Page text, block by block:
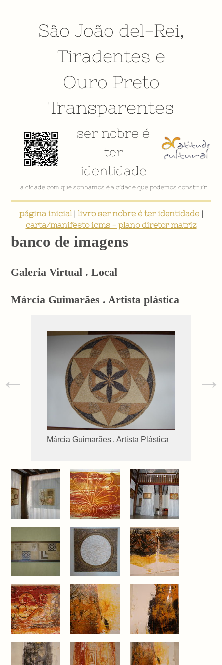
São João del-Rei,
Tiradentes e
Ouro Preto
Transparentes
ser nobre é
ter
identidade
a cidade com que sonhamos é a cidade que podemos construir
página inicial| livro ser nobre é ter identidade|
carta/manifesto icms - plano diretor matriz
banco de imagens
Galeria Virtual . Local
Márcia Guimarães . Artista plástica
Márcia Guimarães . Artista Plástica
← →